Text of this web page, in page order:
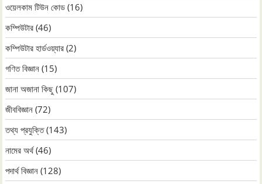
ওয়েলকাম টিউন কোড (16)
কম্পিউটার (46)
কম্পিউটার হার্ডওয়্যার (2)
গণিত বিজ্ঞান (15)
জানা অজানা কিছু (107)
জীববিজ্ঞান (72)
তথ্য প্রযুক্তি(143)
নামের অর্থ(46)
পদার্থ বিজ্ঞান (128)